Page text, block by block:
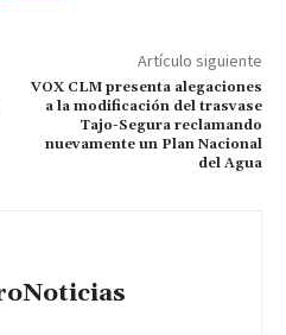
Artículo siguiente
VOX CLM presenta alegaciones
a la modificación del trasvase
Tajo-Segura reclamando
nuevamente un Plan Nacional
del Agua